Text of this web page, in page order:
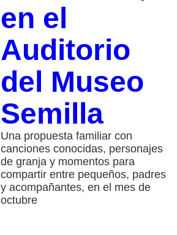
en el
Auditorio
del Museo
Semilla
Una propuesta familiar con
canciones conocidas, personajes
de granja y momentos para
compartir entre pequeños, padres
y acompañantes, en el mes de
octubre